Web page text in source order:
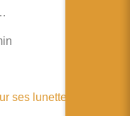
ses lunettes de